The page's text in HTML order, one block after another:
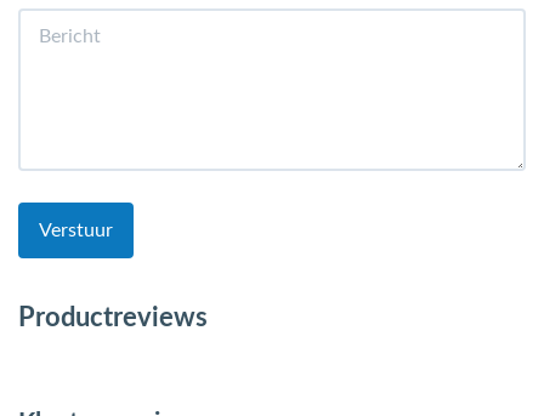
Verstuur
Productreviews